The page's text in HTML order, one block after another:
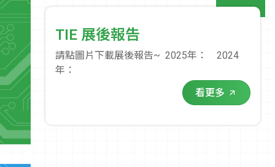
TIE 展後報告
請點圖片下載展後報告~ 2025年： 2024
年：
看更多